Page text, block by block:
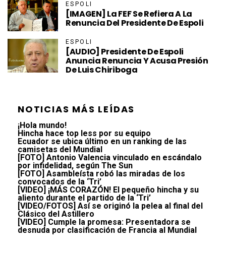
ESPOLI
[IMAGEN] La FEF Se Refiera A La
Renuncia Del Presidente De Espoli
ESPOLI
[AUDIO] Presidente De Espoli
Anuncia Renuncia Y Acusa Presión
De Luis Chiriboga
NOTICIAS MÁS LEÍDAS
¡Hola mundo!
Hincha hace top less por su equipo
Ecuador se ubica último en un ranking de las
camisetas del Mundial
[FOTO] Antonio Valencia vinculado en escándalo
por infidelidad, según The Sun
[FOTO] Asambleísta robó las miradas de los
convocados de la ‘Tri’
[VIDEO] ¡MÁS CORAZÓN! El pequeño hincha y su
aliento durante el partido de la ‘Tri’
[VIDEO/FOTOS] Así se originó la pelea al final del
Clásico del Astillero
[VIDEO] Cumple la promesa: Presentadora se
desnuda por clasificación de Francia al Mundial